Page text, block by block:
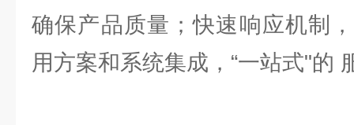
确保产品质量；快速响应机制
用方案和系统集成，“一站式"的